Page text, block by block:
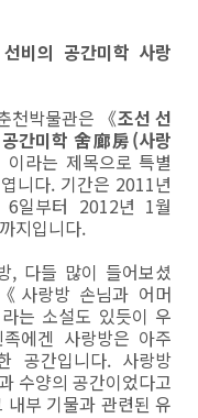
비의 공간미학 사랑
천박물관은 《조선 선
간미학 舍廊房(사랑
이라는 제목으로 특별
니다. 기간은 2011년
6일부터 2012년 1월
지입니다.
, 다들 많이 들어보셨
사랑방 손님과 어머
는 소설도 있듯이 우
에겐 사랑방은 아주
공간입니다. 사랑방
수양의 공간이었다고
부 기물과 관련된 유